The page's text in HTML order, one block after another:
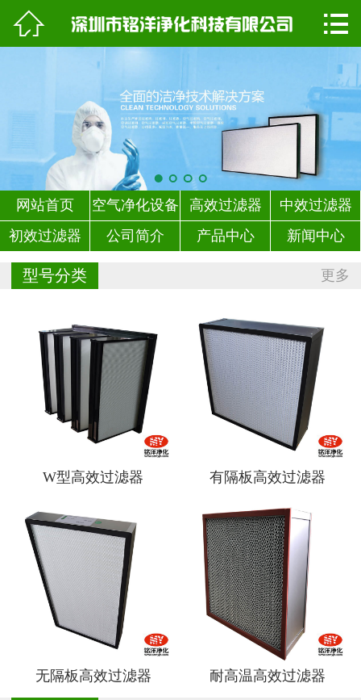
 网站首页
组成结构
用户案例
联系我们
 
网站首页 空气净化设备 高效过滤器
中效过滤器
初效过滤器
公司简介 产品中心 新闻中心
更多
型号分类
W型高效过滤器 有隔板高效过滤器
无隔板高效过滤器 耐高温高效过滤器